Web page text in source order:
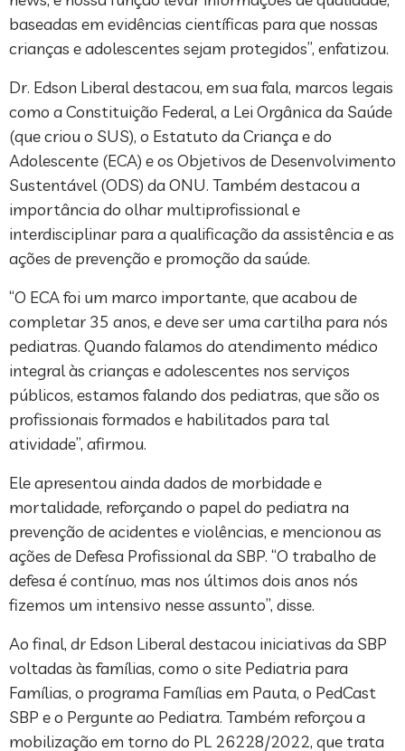
baseadas em evidências científicas para que nossas
crianças e adolescentes sejam protegidos”, enfatizou.
Dr. Edson Liberal destacou, em sua fala, marcos legais
como a Constituição Federal, a Lei Orgânica da Saúde
(que criou o SUS), o Estatuto da Criança e do
Adolescente (ECA) e os Objetivos de Desenvolvimento
Sustentável (ODS) da ONU. Também destacou a
importância do olhar multiprofissional e
interdisciplinar para a qualificação da assistência e as
ações de prevenção e promoção da saúde.
“O ECA foi um marco importante, que acabou de
completar 35 anos, e deve ser uma cartilha para nós
pediatras. Quando falamos do atendimento médico
integral às crianças e adolescentes nos serviços
públicos, estamos falando dos pediatras, que são os
profissionais formados e habilitados para tal
atividade”, afirmou.
Ele apresentou ainda dados de morbidade e
mortalidade, reforçando o papel do pediatra na
prevenção de acidentes e violências, e mencionou as
ações de Defesa Profissional da SBP. “O trabalho de
defesa é contínuo, mas nos últimos dois anos nós
fizemos um intensivo nesse assunto”, disse.
Ao final, dr Edson Liberal destacou iniciativas da SBP
voltadas às famílias, como o site Pediatria para
Famílias, o programa Famílias em Pauta, o PedCast
SBP e o Pergunte ao Pediatra. Também reforçou a
mobilização em torno do PL 26228/2022, que trata